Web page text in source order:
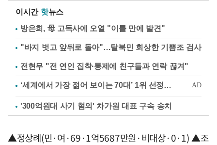
이시간 핫뉴스
방은희, 母 고독사에 오열 "이틀 만에 발견"
"바지 벗고 앞뒤로 돌아"…탈북민 회상한 기쁨조 검사
전현무 "전 연인 집착·통제에 친구들과 연락 끊겨"
'300억원대 사기 혐의' 차가원 대표 구속 송치
▲정상례(민·여·69·1억5687만원·비대상·0·1) ▲조